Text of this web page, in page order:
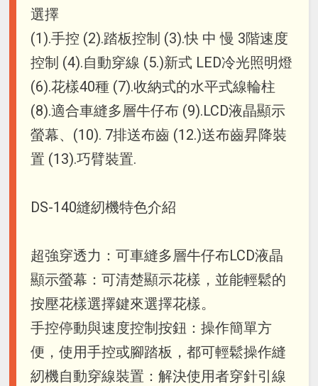
選擇
(1).手控 (2).踏板控制 (3).快 中 慢 3階速度
控制 (4).自動穿線 (5.)新式 LED冷光照明燈
(6).花樣40種 (7).收納式的水平式線輪柱
(8).適合車縫多層牛仔布 (9).LCD液晶顯示
螢幕、(10). 7排送布齒 (12.)送布齒昇降裝
置 (13).巧臂裝置.
DS-140縫紉機特色介紹
超強穿透力：可車縫多層牛仔布LCD液晶
顯示螢幕：可清楚顯示花樣，並能輕鬆的
按壓花樣選擇鍵來選擇花樣。
手控停動與速度控制按鈕：操作簡單方
便，使用手控或腳踏板，都可輕鬆操作縫
紉機自動穿線裝置：解決使用者穿針引線